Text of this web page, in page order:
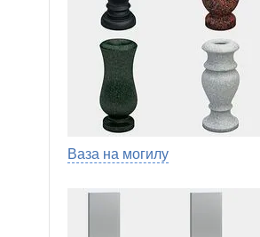
Ваза на могилу